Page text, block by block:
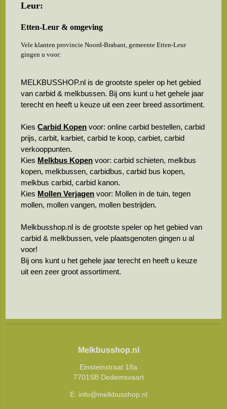
Leur:
Etten-Leur & omgeving
Vele klanten provincie Noord-Brabant, gemeente Etten-Leur
gingen u voor:
MELKBUSSHOP.nl is de grootste speler op het gebied
van carbid & melkbussen. Bij ons kunt u het gehele jaar
terecht en heeft u keuze uit een zeer breed assortiment.
KiesCarbid Kopen voor: online carbid bestellen, carbid
prijs, carbit, karbiet, carbid te koop, carbiet, carbid
verkooppunten.
Kies Melkbus Kopen voor: carbid schieten, melkbus
kopen, melkbussen, carbidbus, carbid bus kopen,
melkbus carbid, carbid kanon.
Kies Mollen Verjagen voor: Mollen in de tuin, tegen
mollen, mollen vangen, mollen bestrijden.
Melkbusshop.nl is de grootste speler op het gebied van
carbid & melkbussen, vele plaatsgenoten gingen u al
voor!
Bij ons kunt u het gehele jaar terecht en heeft u keuze
uit een zeer groot assortiment.
Melkbusshop.nl
Einsteinstraat 18a
7701SB Dedemsvaart
E: info@melkbusshop.nl